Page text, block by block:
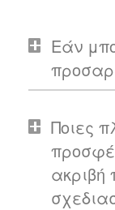
Εάν
Ποιες